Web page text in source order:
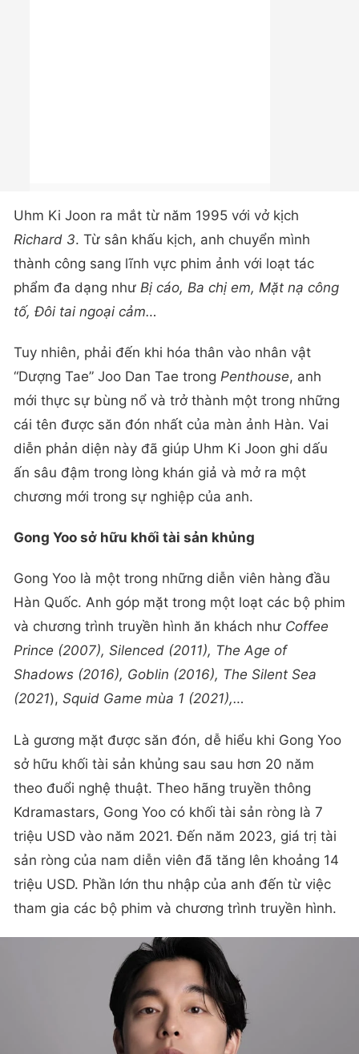
Uhm Ki Joon ra mắt từ năm 1995 với vở kịch
Richard 3. Từ sân khấu kịch, anh chuyển mình
thành công sang lĩnh vực phim ảnh với loạt tác
phẩm đa dạng như Bị cáo, Ba chị em, Mặt nạ công
tố, Đôi tai ngoại cảm…
Tuy nhiên, phải đến khi hóa thân vào nhân vật
“Dượng Tae” Joo Dan Tae trong Penthouse, anh
mới thực sự bùng nổ và trở thành một trong những
cái tên được săn đón nhất của màn ảnh Hàn. Vai
diễn phản diện này đã giúp Uhm Ki Joon ghi dấu
ấn sâu đậm trong lòng khán giả và mở ra một
chương mới trong sự nghiệp của anh.
Gong Yoo sở hữu khối tài sản khủng
Gong Yoo là một trong những diễn viên hàng đầu
Hàn Quốc. Anh góp mặt trong một loạt các bộ phim
và chương trình truyền hình ăn khách như Coffee
Prince (2007), Silenced (2011), The Age of
Shadows (2016), Goblin (2016), The Silent Sea
(2021), Squid Game mùa 1 (2021),…
Là gương mặt được săn đón, dễ hiểu khi Gong Yoo
sở hữu khối tài sản khủng sau sau hơn 20 năm
theo đuổi nghệ thuật. Theo hãng truyền thông
Kdramastars, Gong Yoo có khối tài sản ròng là 7
triệu USD vào năm 2021. Đến năm 2023, giá trị tài
sản ròng của nam diễn viên đã tăng lên khoảng 14
triệu USD. Phần lớn thu nhập của anh đến từ việc
tham gia các bộ phim và chương trình truyền hình.